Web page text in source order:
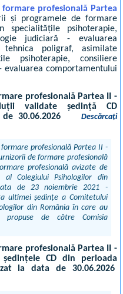
profesională Partea
și programele de formare
psihoterapie,
judiciară - evaluarea
poligraf, asimilate
psihoterapie, consiliere
evaluarea comportamentului
profesională Partea II -
validate ședință CD
30.06.2026
Descărcați
profesională Partea II -
de formare profesională
profesională avizate de
Colegiului Psihologilor din
de 23 noiembrie 2021 -
ultimei ședințe a Comitetului
din România în care au
propuse de către Comisia
profesională Partea II -
CD din perioada
la data de 30.06.2026